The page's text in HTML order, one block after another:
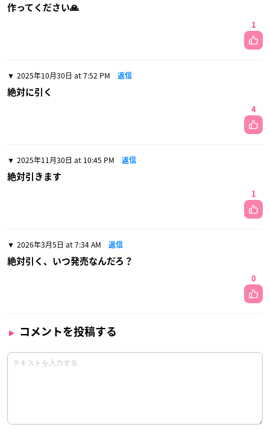
作ってください🙏
1
2025年10月30日 at 7:52 PM 返信
絶対に引く
4
2025年11月30日 at 10:45 PM 返信
絶対引きます
1
2026年3月5日 at 7:34 AM 返信
絶対引く、いつ発売なんだろ？
0
コメントを投稿する